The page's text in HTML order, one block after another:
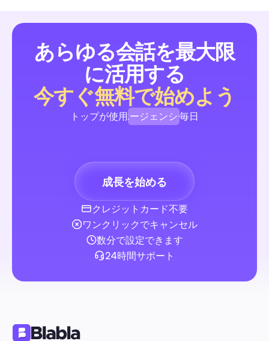
インスタグラム有料投稿：リード獲得＆会話を広げる
初心者向けのステップバイステップガイドです。Ads Manager
ペーンを強化するタイミングと構築するタイミングを示し、チ
リスト、コスト範囲、ターゲティングの指針、すぐに使えるコ
やDMの自動化フローが含まれています。テンプレートとガイ
検索エンジン最適化サイト: SMBがランクを上げリー
するための2026年完全ガイド
無料のSEOサイトとソーシャルメディアのコメントやDMの自
み合わせる方法を示す、実用的かつ予算重視のロードマップ。
ャルメディアマネージャーや小規模事業のオーナー向けに、厳
たツール、コピー＆ペーストのワークフロー、テンプレート、
あらゆる会話を最大限
に活用する
今すぐ無料で始めよう
トップが使用
エージェンシー
クリエイター
エージェンシー毎日
成長を始める
クレジットカード不要
ワンクリックでキャンセル
数分で設定できます
24時間サポート